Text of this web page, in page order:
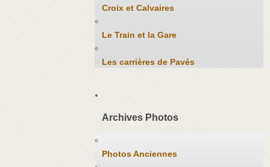
Croix et Calvaires
Le Train et la Gare
Les carrières de Pavés
Archives Photos
Photos Anciennes